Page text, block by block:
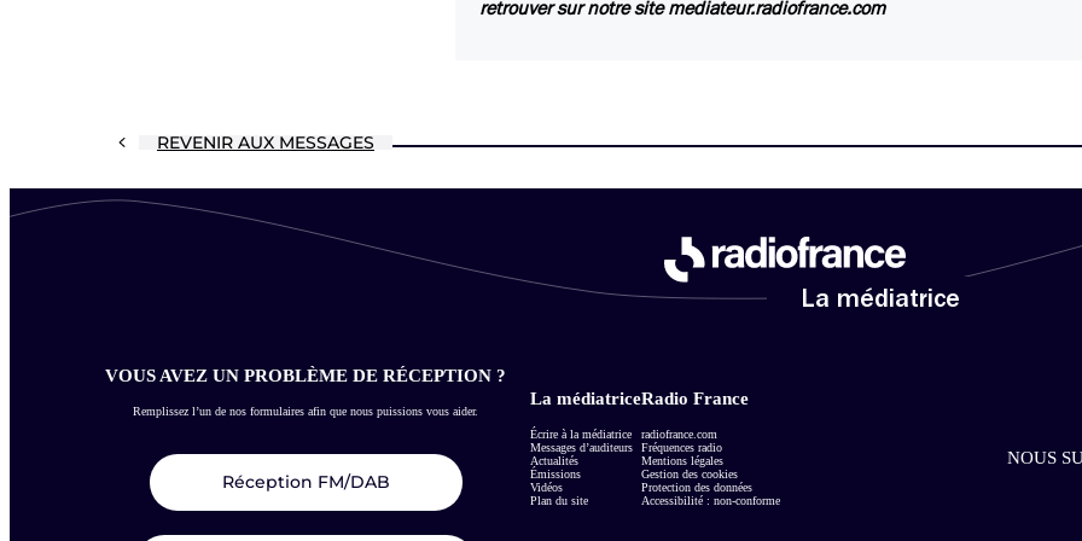
retrouver sur notre site mediateur.radiofrance.com
REVENIR AUX MESSAGES
La médiatrice
VOUS AVEZ UN PROBLÈME DE RÉCEPTION ?
Remplissez l’un de nos formulaires afin que nous puissions vous aider.
Réception FM/DAB
La médiatrice
Écrire à la médiatrice
Messages d’auditeurs
Actualités
Émissions
Vidéos
Plan du site
Radio France
radiofrance.com
Fréquences radio
Mentions légales
Gestion des cookies
Protection des données
Accessibilité : non-conforme
NOUS